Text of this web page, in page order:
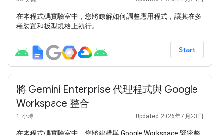
在本程式碼實驗室中，您將瞭解如何調整應用程式，讓其在多
種裝置和板型規格上執行。
Start
將 Gemini Enterprise 代理程式與 Google
Workspace 整合
1 小時 Updated 2026年7月23日
在本程式碼實驗室中，您將建構與 Google Workspace 緊密整